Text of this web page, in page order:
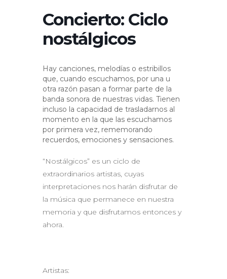
Concierto: Ciclo
nostálgicos
Hay canciones, melodías o estribillos
que, cuando escuchamos, por una u
otra razón pasan a formar parte de la
banda sonora de nuestras vidas. Tienen
incluso la capacidad de trasladarnos al
momento en la que las escuchamos
por primera vez, rememorando
recuerdos, emociones y sensaciones.
“Nostálgicos” es un ciclo de
extraordinarios artistas, cuyas
interpretaciones nos harán disfrutar de
la música que permanece en nuestra
memoria y que disfrutamos entonces y
ahora.
Artistas: